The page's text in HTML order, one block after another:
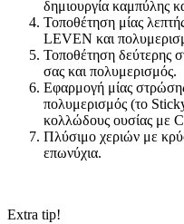
δημιουργία καμπύλης
Τοποθέτηση μίας
LEVEN και
Τοποθέτηση δεύτερης
σας και πολυμερισμός.
Εφαρμογή μίας
πολυμερισμός (το
κολλώδους ουσίας με
Πλύσιμο χεριών με
επωνύχια.
Extra tip!